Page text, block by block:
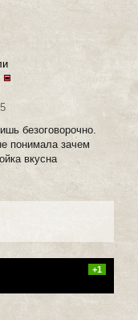
безоговорочно.
понимала зачем
вкусна
+1